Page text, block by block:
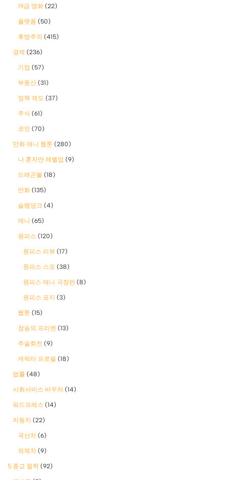
19금 영화 (22)
플랫폼 (50)
후방주의 (415)
경제 (236)
기업 (57)
부동산 (31)
정책 제도 (37)
주식 (61)
코인 (70)
만화 애니 웹툰 (280)
나 혼자만 레벨업 (9)
드래곤볼 (18)
만화 (135)
슬램덩크 (4)
애니 (65)
원피스 (120)
원피스 리뷰 (17)
원피스 스포 (38)
원피스 애니 극장판 (8)
원피스 표지 (3)
웹툰 (15)
장송의 프리렌 (13)
주술회전 (9)
캐릭터 프로필 (18)
법률 (48)
사회서비스 바우처 (14)
워드프레스 (14)
자동차 (22)
국산차 (6)
외제차 (9)
5 종교 철학 (92)